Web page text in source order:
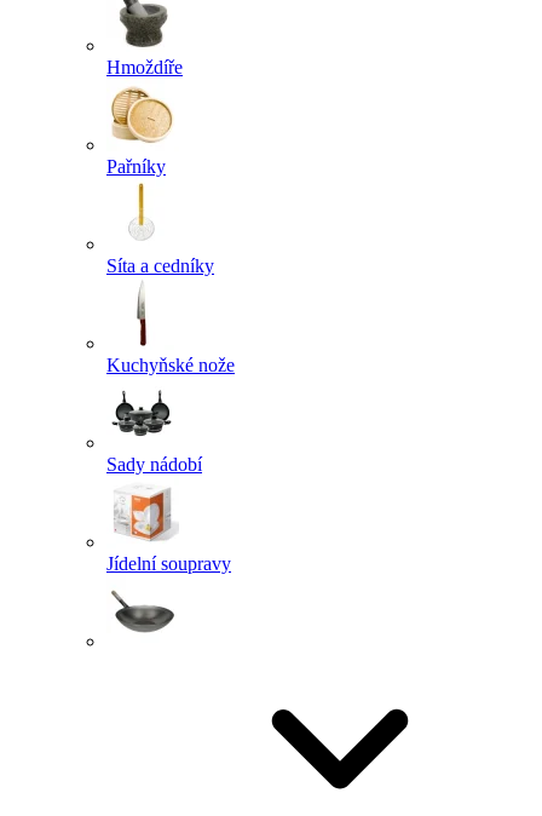
Hmoždíře
Pařníky
Síta a cedníky
Kuchyňské nože
Sady nádobí
Jídelní soupravy